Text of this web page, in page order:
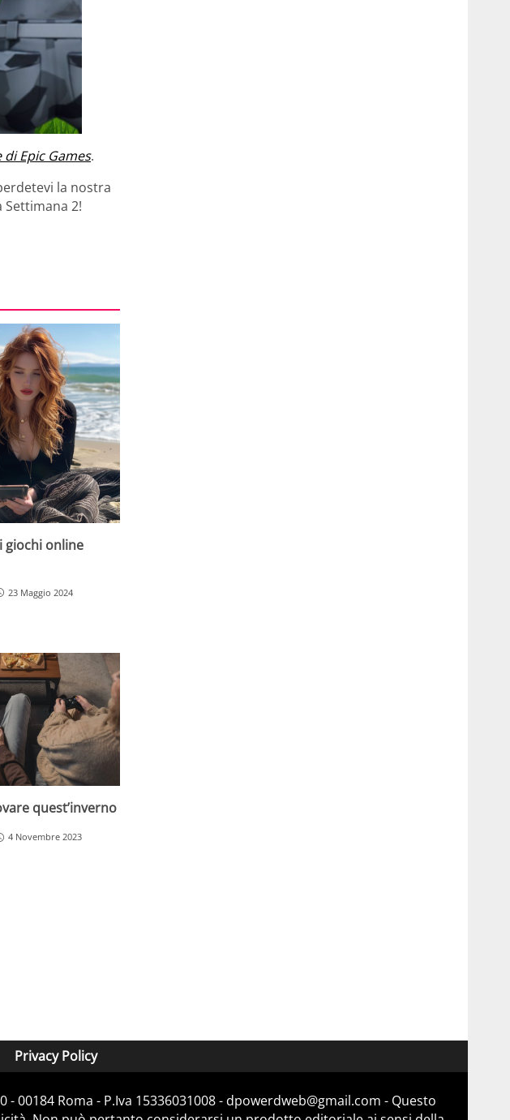
Epic Games.
la nostra
2!
giochi online
23 Maggio 2024
quest’inverno
4 Novembre 2023
Privacy Policy
Roma - P.Iva 15336031008 - dpowerdweb@gmail.com - Questo